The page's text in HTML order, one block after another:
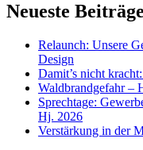
Neueste Beiträge
Relaunch: Unsere
Design
Damit’s nicht
Waldbrandgefahr –
Sprechtage:
Hj. 2026
Verstärkung in der